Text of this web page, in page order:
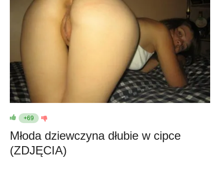
+69
Młoda dziewczyna dłubie w cipce
(ZDJĘCIA)